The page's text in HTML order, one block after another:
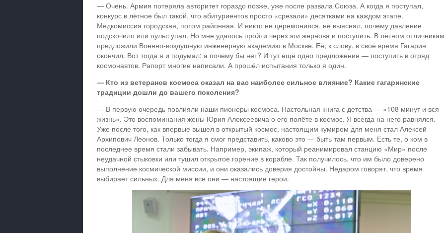
— Очень. Армия потеряла авторитет гораздо позже, уже после развала Союза. А когда я поступал,
конкурс в лётное был такой, что абитуриентов просто «срезали» десятками на каждом этапе.
Медкомиссия городская, потом районная. И никто не церемонился, не выяснял, почему давление
подскочило или пульс упал. Но мне удалось пройти через эти жернова и поступить. В лётном отличникам
предложили Военно-воздушную инженерную академию в Москве. Её, к слову, в своё время Гагарин
окончил. Вот тогда я и подумал: а почему бы нет? И тут ещё одно предложение — поступить в отряд
космонавтов. Рапорт многие написали. А прошёл испытания только я один.
— Кто из ветеранов космоса оказал на вас наиболее сильное влияние? Какие гагаринские
традиции дошли до вашего поколения?
— В первую очередь повлияли наши пионеры космоса. Настольная книга с детства — «108 минут и вся
жизнь». Это воспоминания жены Юрия Алексеевича о его полёте в космос. Я всегда на него равнялся.
Уже после того, как впервые вышел в открытый космос, настоящим кумиром для меня стал Алексей
Архипович Леонов. Только тогда я смог представить, каково это — быть там первым. Есть те, о ком в
последнее время стали забывать. Например, экипаж, который реанимировал станцию «Мир» после
неудачной стыковки или тушил открытое горение в корабле. Так получилось, что им было доверено
выполнение космической миссии, и они оказались доверия достойны. Недаром говорят, что время
выбирает сильных. Для меня все они — настоящие герои.